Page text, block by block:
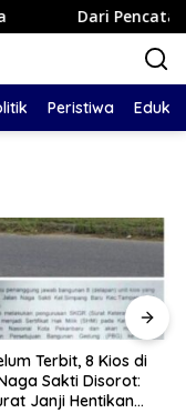
Pencatatan Manual
Peristiwa
Terbit, 8 Kios di
Sakti Disorot:
Janji Hentikan